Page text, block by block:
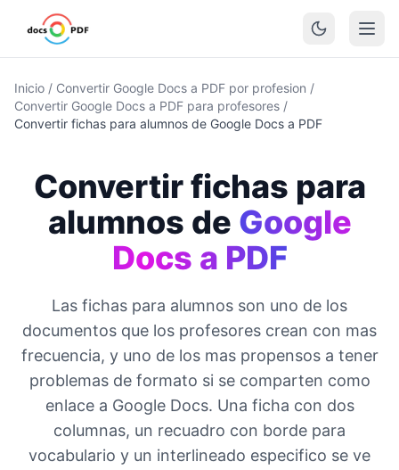
Inicio / Convertir Google Docs a PDF por profesion /
Convertir Google Docs a PDF para profesores /
Convertir fichas para alumnos de Google Docs a PDF
Convertir fichas para
alumnos de Google
Docs a PDF
Las fichas para alumnos son uno de los
documentos que los profesores crean con mas
frecuencia, y uno de los mas propensos a tener
problemas de formato si se comparten como
enlace a Google Docs. Una ficha con dos
columnas, un recuadro con borde para
vocabulario y un interlineado especifico se ve